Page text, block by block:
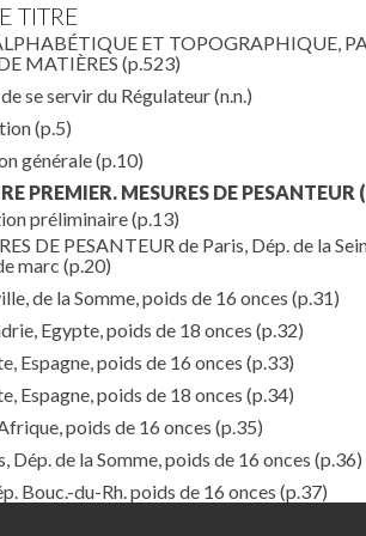
TITRE
ET TOPOGRAPHIQUE,
MATIÈRES (p.523)
se servir du Régulateur(n.n.)
(p.5)
générale(p.10)
PREMIER. MESURES DE PESANTEUR
préliminaire(p.13)
DE PESANTEUR de Paris, Dép. de la
marc (p.20)
de la Somme, poids de 16 onces (p.31)
Egypte, poids de 18 onces (p.32)
Espagne, poids de 16 onces (p.33)
Espagne, poids de 18 onces (p.34)
poids de 16 onces (p.35)
Dép. de la Somme, poids de 16 onces (p.36)
Bouc.-du-Rh. poids de 16 onces (p.37)